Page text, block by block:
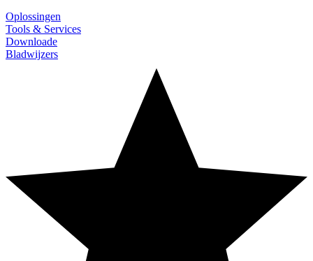
Oplossingen
Tools & Services
Downloade
Bladwijzers